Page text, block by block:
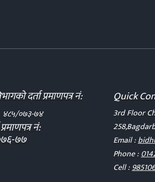
दर्ता प्रमाणपत्र नं:
४८५/०७३-७४
नं:
७७
Quick
3rd Floor
Email :
Phone :
Cell :